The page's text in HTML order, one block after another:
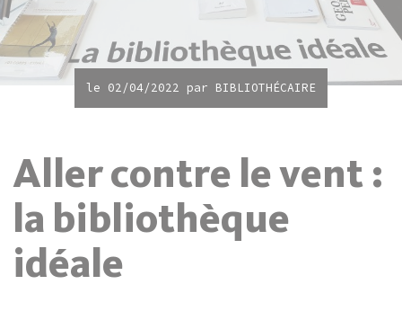
le 02/04/2022 par BIBLIOTHÉCAIRE
Aller contre le vent :
la bibliothèque
idéale